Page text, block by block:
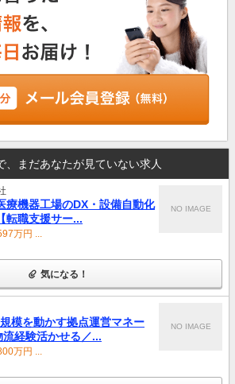
、まだあなたが見ていない求人
療機器工場のDX・設備自動化
転職支援サー...
万円 ...
NO IMAGE
気になる！
模を動かす拠点運営マネー
経験活かせる／...
万円 ...
NO IMAGE